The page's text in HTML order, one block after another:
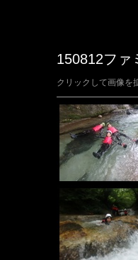
150812ファ
クリックして画像を